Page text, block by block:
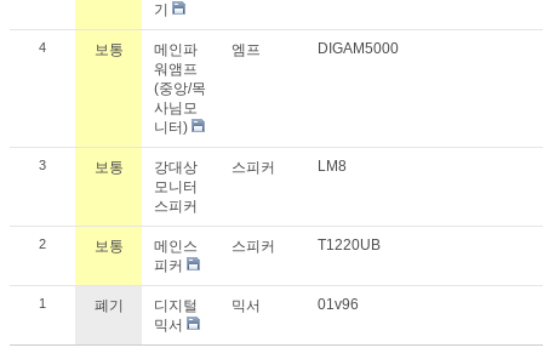
기
4 보통
메인파
워앰프
(중앙/목
사님모
니터)
엠프 DIGAM5000
3 보통
강대상
모니터
스피커
스피커 LM8
2 보통
메인스
피커
스피커 T1220UB
1 폐기
디지털
믹서
믹서 01v96